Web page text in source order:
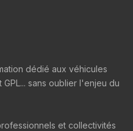
dédié aux véhicules
sans oublier l'enjeu du
et collectivités